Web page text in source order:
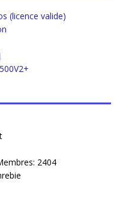
(licence valide)
2404